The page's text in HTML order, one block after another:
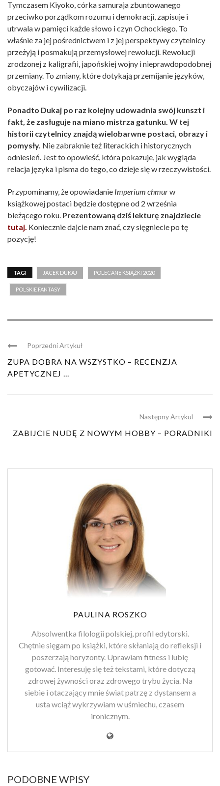
Tymczasem Kiyoko, córka samuraja zbuntowanego
przeciwko porządkom rozumu i demokracji, zapisuje i
utrwala w pamięci każde słowo i czyn Ochockiego. To
właśnie za jej pośrednictwem i z jej perspektywy czytelnicy
przeżyją i posmakują przemysłowej rewolucji. Rewolucji
zrodzonej z kaligrafii, japońskiej wojny i nieprawdopodobnej
przemiany. To zmiany, które dotykają przemijanie języków,
obyczajów i cywilizacji.
Ponadto Dukaj po raz kolejny udowadnia swój kunszt i
fakt, że zasługuje na miano mistrza gatunku. W tej
historii czytelnicy znajdą wielobarwne postaci, obrazy i
pomysły. Nie zabraknie też literackich i historycznych
odniesień. Jest to opowieść, która pokazuje, jak wygląda
relacja języka i pisma do tego, co dzieje się w rzeczywistości.
Przypominamy, że opowiadanie Imperium chmurw
książkowej postaci będzie dostępne od 2 września
bieżącego roku. Prezentowaną dziś lekturę znajdziecie
tutaj. Koniecznie dajcie nam znać, czy sięgniecie po tę
pozycję!
TAGI JACEK DUKAJ POLECANE KSIĄŻKI 2020
POLSKIE FANTASY
Poprzedni Artykuł
ZUPA DOBRA NA WSZYSTKO – RECENZJA
APETYCZNEJ ...
Następny Artykul
ZABIJCIE NUDĘ Z NOWYM HOBBY – PORADNIKI
PAULINA ROSZKO
Absolwentka filologii polskiej, profil edytorski.
Chętnie sięgam po książki, które skłaniają do refleksji i
poszerzają horyzonty. Uprawiam fitness i lubię
gotować. Interesuję się też tekstami, które dotyczą
zdrowej żywności oraz zdrowego trybu życia. Na
siebie i otaczający mnie świat patrzę z dystansem a
usta wciąż wykrzywiam w uśmiechu, czasem
ironicznym.
PODOBNE WPISY